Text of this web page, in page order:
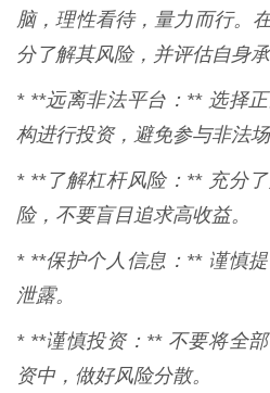
脑，理性看待，量力而行。
分了解其风险，并评估自身
* **远离非法平台：** 选择
构进行投资，避免参与非法场
* **了解杠杆风险：** 充分
险，不要盲目追求高收益。
* **保护个人信息：** 谨慎
泄露。
* **谨慎投资：** 不要将全
资中，做好风险分散。